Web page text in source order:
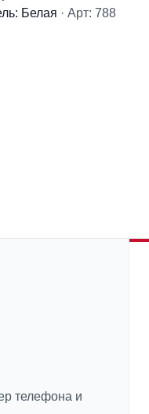
Белая · Арт: 788
телефона и